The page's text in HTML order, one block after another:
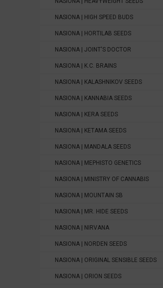
NASIONA | HIGH SPEED BUDS
NASIONA | HORTILAB SEEDS
NASIONA | JOINT'S DOCTOR
NASIONA | K.C. BRAINS
NASIONA | KALASHNIKOV SEEDS
NASIONA | KANNABIA SEEDS
NASIONA | KERA SEEDS
NASIONA | KETAMA SEEDS
NASIONA | MANDALA SEEDS
NASIONA | MEPHISTO GENETICS
NASIONA | MINISTRY OF CANNABIS
NASIONA | MOUNTAIN SB
NASIONA | MR. HIDE SEEDS
NASIONA | NIRVANA
NASIONA | NORDEN SEEDS
NASIONA | ORIGINAL SENSIBLE SEEDS
NASIONA | ORION SEEDS